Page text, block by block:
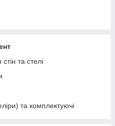
та стелі
та комплектуючі